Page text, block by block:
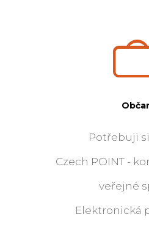
Potřebuji
Czech POINT -
veřejné
Elektronická